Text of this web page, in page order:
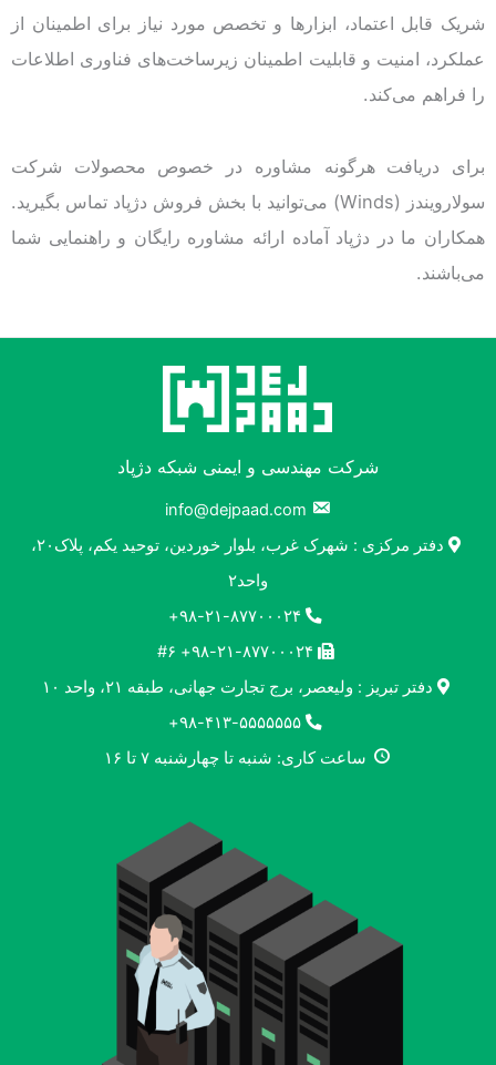
شریک قابل اعتماد، ابزارها و تخصص مورد نیاز برای اطمینان از
عملکرد، امنیت و قابلیت اطمینان زیرساخت‌های فناوری اطلاعات
را فراهم می‌کند.
برای دریافت هرگونه مشاوره در خصوص محصولات شرکت
سولارویندز (Winds) می‌توانید با بخش فروش دژپاد تماس بگیرید.
همکاران ما در دژپاد آماده ارائه مشاوره رایگان و راهنمایی شما
می‌باشند.
شرکت مهندسی و ایمنی شبکه دژپاد
info@dejpaad.com
دفتر مرکزی : شهرک غرب، بلوار خوردین، توحید یکم، پلاک۲۰،
واحد۲
دفتر تبریز : ولیعصر، برج تجارت جهانی، طبقه ۲۱، واحد ۱۰
ساعت کاری: شنبه تا چهارشنبه ۷ تا ۱۶